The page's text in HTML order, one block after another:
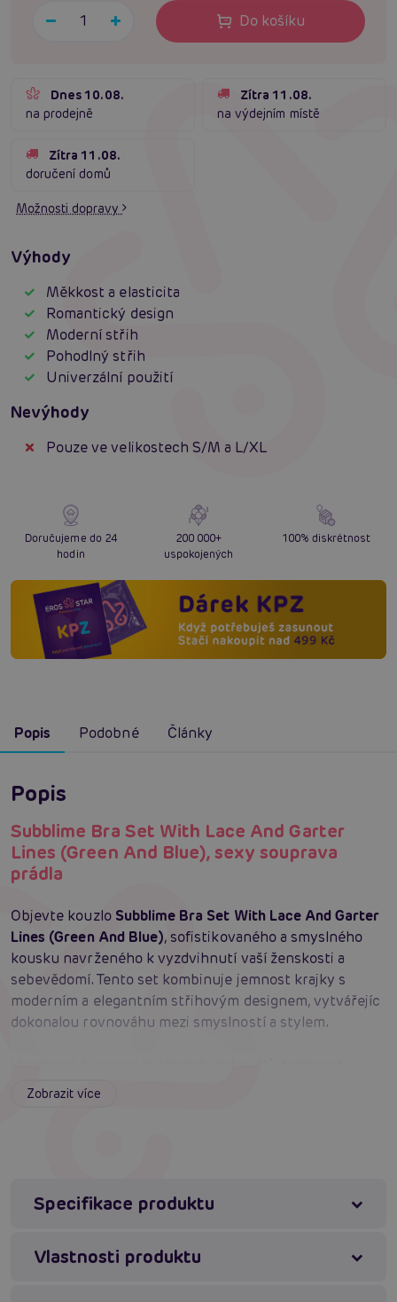
Do košíku
Dnes 10.08.
na prodejně
Zítra 11.08.
na výdejním místě
Zítra 11.08.
doručení domů
Možnosti dopravy
Výhody
Měkkost a elasticita
Romantický design
Moderní střih
Pohodlný střih
Univerzální použití
Nevýhody
Pouze ve velikostech S/M a L/XL
Doručujeme do 24
hodin
200 000+
uspokojených
100% diskrétnost
Popis Podobné Články
Popis
Subblime Bra Set With Lace And Garter
Lines (Green And Blue), sexy souprava
prádla
Objevte kouzlo Subblime Bra Set With Lace And Garter
Lines (Green And Blue), sofistikovaného a smyslného
kousku navrženého k vyzdvihnutí vaší ženskosti a
sebevědomí. Tento set kombinuje jemnost krajky s
moderním a elegantním střihovým designem, vytvářejíc
dokonalou rovnováhu mezi smyslností a stylem.
zaručuje měkkou texturu, elasticitu a pohodlí při
Vysoce kvalitní materiál:
Jemná krajka:Dodává romantický a vytříbený
Zobrazit více
Specifikace produktu
Vlastnosti produktu